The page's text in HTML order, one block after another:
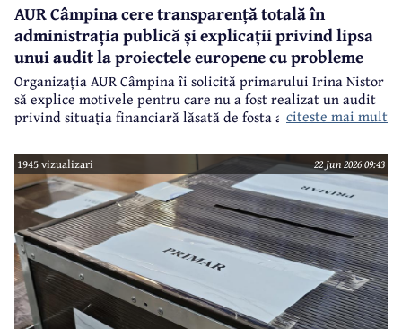
AUR Câmpina cere transparență totală în
administrația publică și explicații privind lipsa
unui audit la proiectele europene cu probleme
Organizația AUR Câmpina îi solicită primarului Irina Nistor
să explice motivele pentru care nu a fost realizat un audit
privind situația financiară lăsată de fosta administrație.
citeste mai mult
1945 vizualizari 22 Jun 2026 09:43